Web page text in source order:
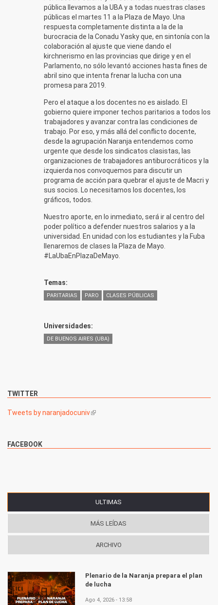
pública llevamos a la UBA y a todas nuestras clases
públicas el martes 11 a la Plaza de Mayo. Una
respuesta completamente distinta a la de la
burocracia de la Conadu Yasky que, en sintonía con la
colaboración al ajuste que viene dando el
kirchnerismo en las provincias que dirige y en el
Parlamento, no sólo levantó acciones hasta fines de
abril sino que intenta frenar la lucha con una
promesa para 2019.
Pero el ataque a los docentes no es aislado. El
gobierno quiere imponer techos paritarios a todos los
trabajadores y avanzar contra las condiciones de
trabajo. Por eso, y más allá del conflicto docente,
desde la agrupación Naranja entendemos como
urgente que desde los sindicatos clasistas, las
organizaciones de trabajadores antiburocráticos y la
izquierda nos convoquemos para discutir un
programa de acción para quebrar el ajuste de Macri y
sus socios. Lo necesitamos los docentes, los
gráficos, todos.
Nuestro aporte, en lo inmediato, será ir al centro del
poder político a defender nuestros salarios y a la
universidad. En unidad con los estudiantes y la Fuba
llenaremos de clases la Plaza de Mayo.
#LaUbaEnPlazaDeMayo.
Temas:
PARITARIAS PARO CLASES PÚBLICAS
Universidades:
DE BUENOS AIRES (UBA)
TWITTER
Tweets by naranjadocuniv(link is external)
FACEBOOK
ULTIMAS
MÁS LEÍDAS
ARCHIVO
Plenario de la Naranja prepara el plan
de lucha
Ago 4, 2026 - 13:58